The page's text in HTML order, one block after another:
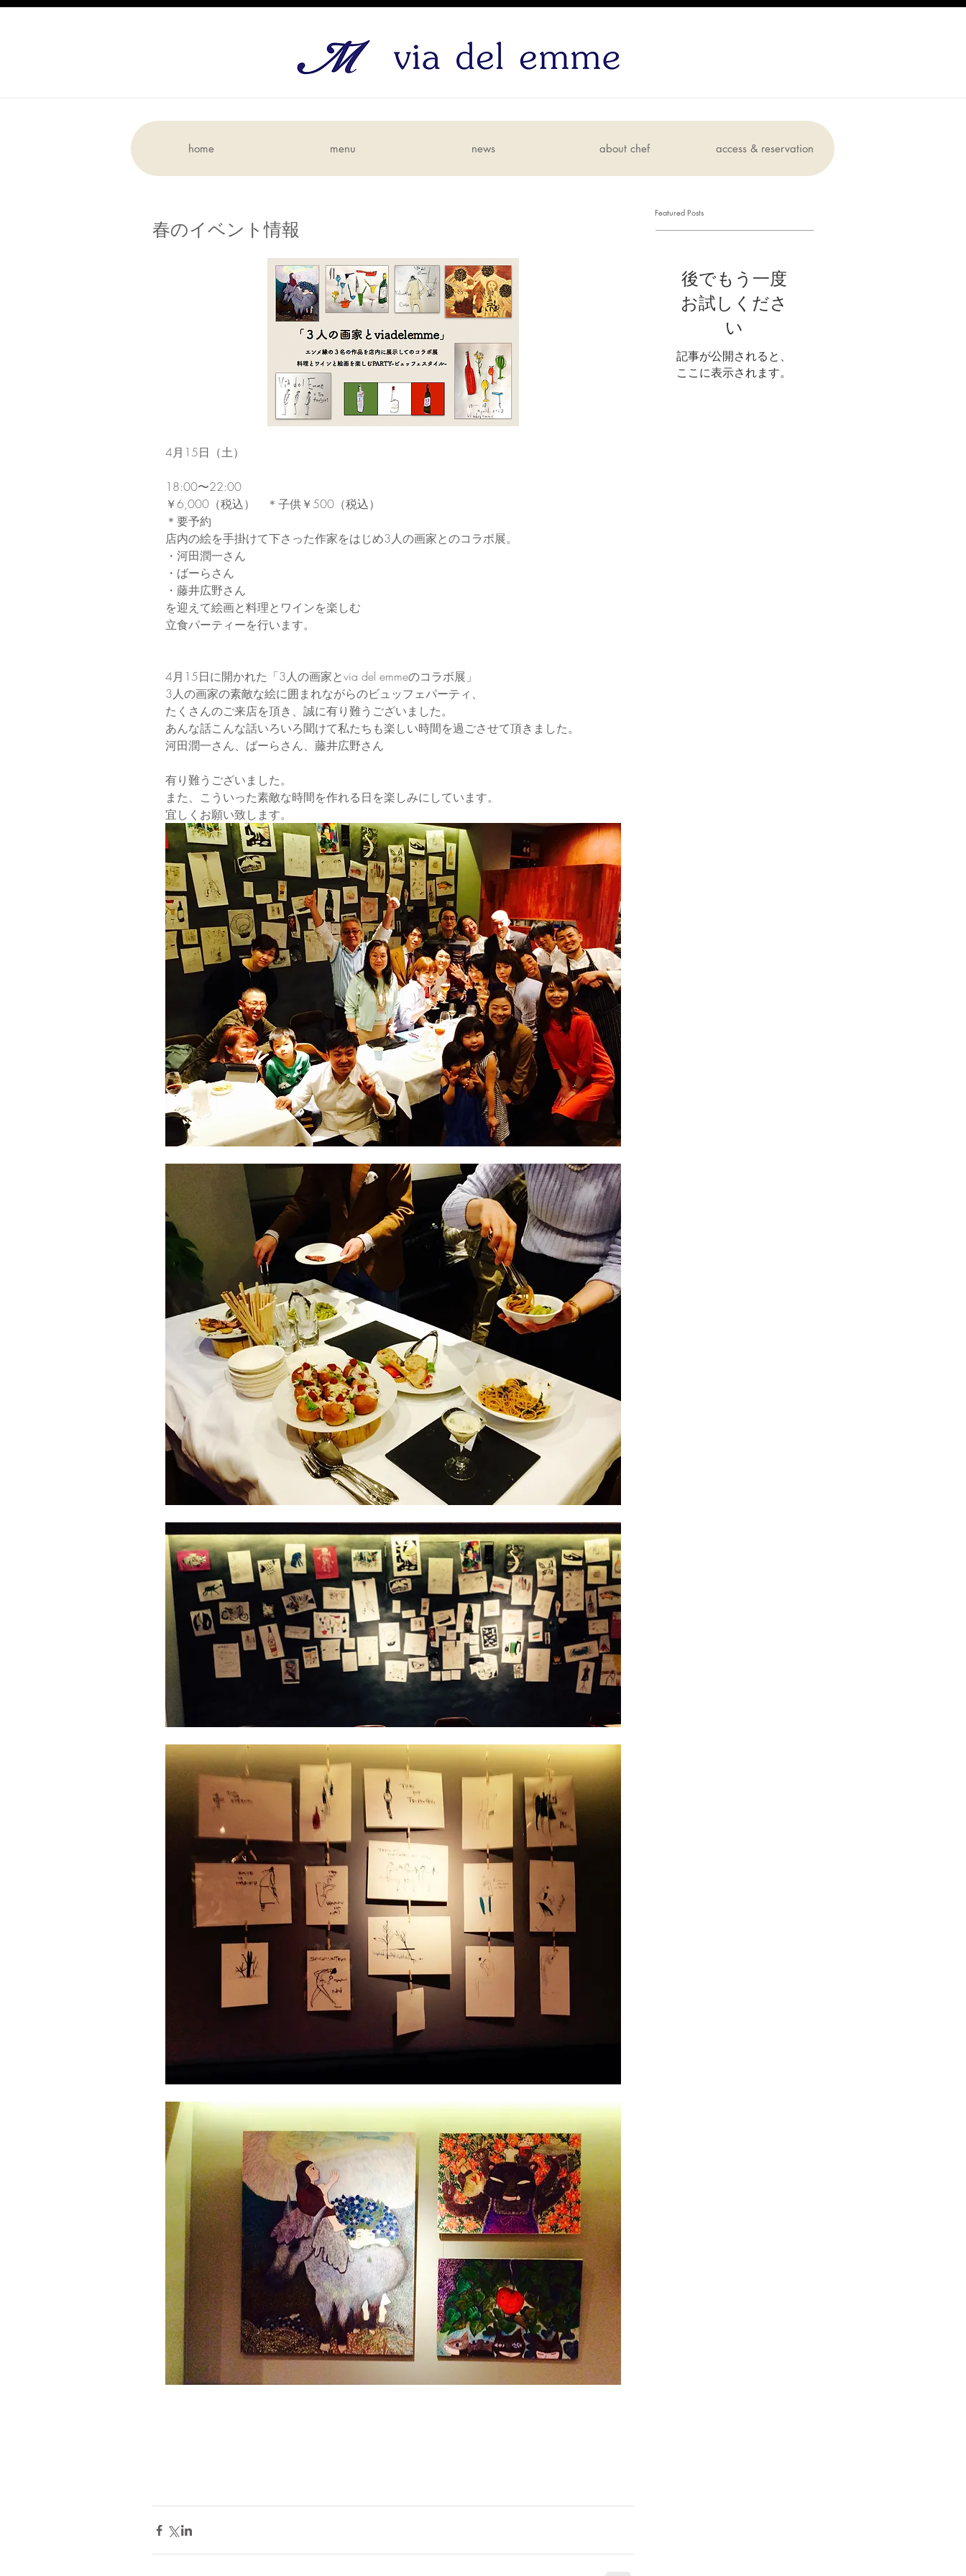
home menu news about chef access & reservation
春のイベント情報
4月15日（土）
18:00〜22:00
￥6,000（税込）　＊子供￥500（税込）
＊要予約
店内の絵を手掛けて下さった作家をはじめ3人の画家とのコラボ展。
・河田潤一さん
・ばーらさん
・藤井広野さん
を迎えて絵画と料理とワインを楽しむ
立食パーティーを行います。
4月15日に開かれた「3人の画家とvia del emmeのコラボ展」
3人の画家の素敵な絵に囲まれながらのビュッフェパーティ、
たくさんのご来店を頂き、誠に有り難うございました。
あんな話こんな話いろいろ聞けて私たちも楽しい時間を過ごさせて頂きました。
河田潤一さん、ばーらさん、藤井広野さん
有り難うございました。
また、こういった素敵な時間を作れる日を楽しみにしています。
宜しくお願い致します。
Featured Posts
後でもう一度
お試しくださ
い
記事が公開されると、
ここに表示されます。